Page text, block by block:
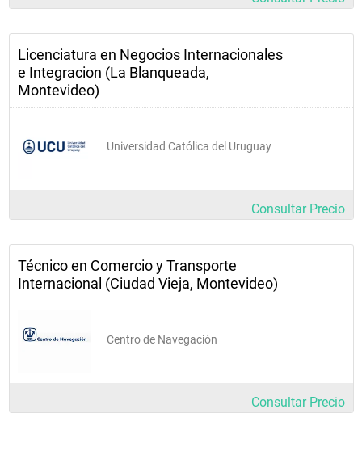
Licenciatura en Negocios Internacionales
e Integracion (La Blanqueada,
Montevideo)
Universidad Católica del Uruguay
Consultar Precio
Técnico en Comercio y Transporte
Internacional (Ciudad Vieja, Montevideo)
Centro de Navegación
Consultar Precio